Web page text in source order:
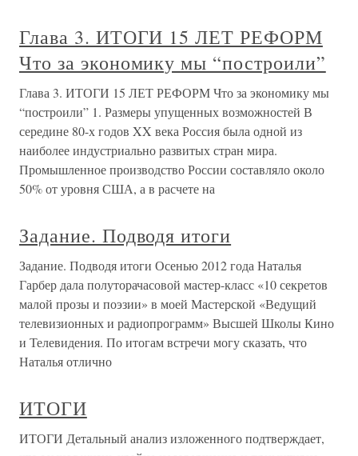
Глава 3. ИТОГИ 15 ЛЕТ РЕФОРМ
Что за экономику мы “построили”
Глава 3. ИТОГИ 15 ЛЕТ РЕФОРМ Что за экономику мы
“построили” 1. Размеры упущенных возможностей В
середине 80-х годов XX века Россия была одной из
наиболее индустриально развитых стран мира.
Промышленное производство России составляло около
50% от уровня США, а в расчете на
Задание. Подводя итоги
Задание. Подводя итоги Осенью 2012 года Наталья
Гарбер дала полуторачасовой мастер-класс «10 секретов
малой прозы и поэзии» в моей Мастерской «Ведущий
телевизионных и радиопрограмм» Высшей Школы Кино
и Телевидения. По итогам встречи могу сказать, что
Наталья отлично
ИТОГИ
ИТОГИ Детальный анализ изложенного подтверждает,